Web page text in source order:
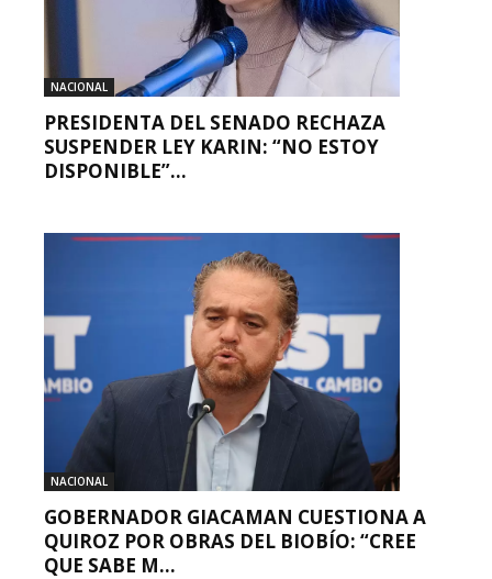
NACIONAL
PRESIDENTA DEL SENADO RECHAZA
SUSPENDER LEY KARIN: “NO ESTOY
DISPONIBLE”...
NACIONAL
GOBERNADOR GIACAMAN CUESTIONA A
QUIROZ POR OBRAS DEL BIOBÍO: “CREE
QUE SABE M...